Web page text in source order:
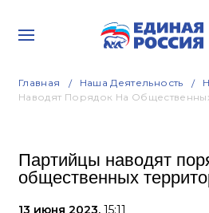
Главная Наша Деятельность
Наводят Порядок На
Партийцы наводят
общественных
13 июня 2023, 15:11